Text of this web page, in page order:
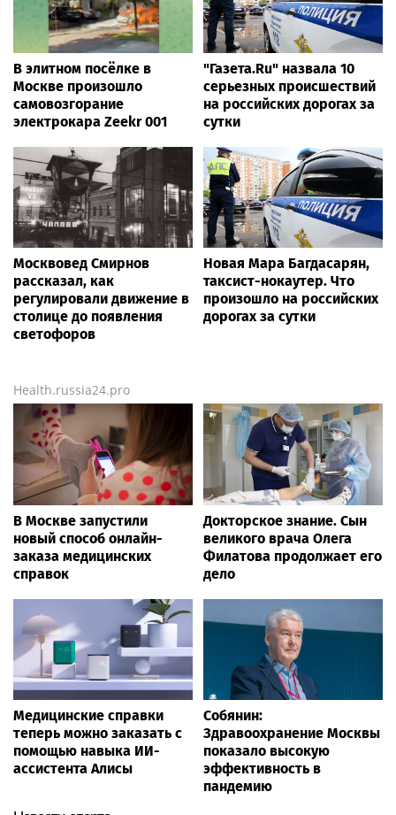
В элитном посёлке в
Москве произошло
самовозгорание
электрокара Zeekr 001
"Газета.Ru" назвала 10
серьезных происшествий
на российских дорогах за
сутки
Москвовед Смирнов
рассказал, как
регулировали движение в
столице до появления
светофоров
Новая Мара Багдасарян,
таксист-нокаутер. Что
произошло на российских
дорогах за сутки
Health.russia24.pro
В Москве запустили
новый способ онлайн-
заказа медицинских
справок
Докторское знание. Сын
великого врача Олега
Филатова продолжает его
дело
Медицинские справки
теперь можно заказать с
помощью навыка ИИ-
ассистента Алисы
Собянин:
Здравоохранение Москвы
показало высокую
эффективность в
пандемию